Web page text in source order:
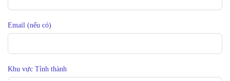
Email (nếu có)
Khu vực Tỉnh thành